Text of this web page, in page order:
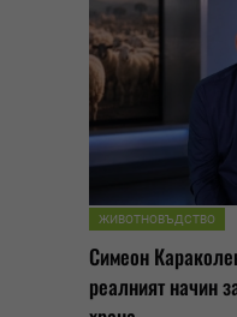
ЖИВОТНОВЪДСТВО
Симеон
реалният начин